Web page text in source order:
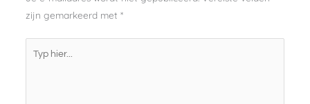
zijn gemarkeerd met *